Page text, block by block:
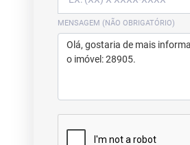
MENSAGEM (NÃO OBRIGATÓRIO)